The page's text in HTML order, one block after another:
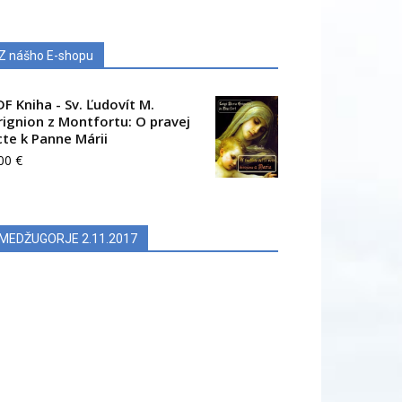
Z nášho E-shopu
Kniha - Sv. Ľudovít M.
z Montfortu: O pravej
k Panne Márii
€
MEDŽUGORJE 2.11.2017